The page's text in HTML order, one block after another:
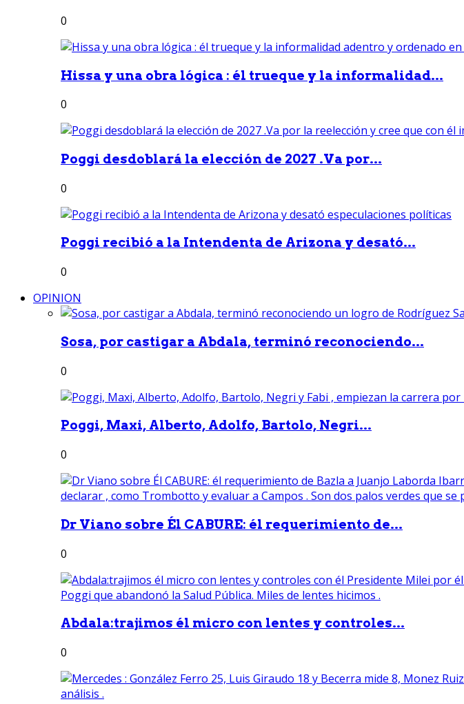
0
Hissa y una obra lógica : él trueque y la informalidad...
0
Poggi desdoblará la elección de 2027 .Va por...
0
Poggi recibió a la Intendenta de Arizona y desató...
0
OPINION
Sosa, por castigar a Abdala, terminó reconociendo...
0
Poggi, Maxi, Alberto, Adolfo, Bartolo, Negri...
0
Dr Viano sobre Él CABURE: él requerimiento de...
0
Abdala:trajimos él micro con lentes y controles...
0